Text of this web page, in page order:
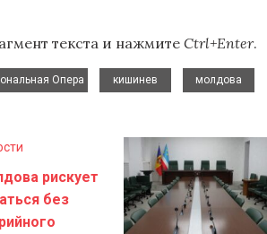
текста и нажмите Ctrl+Enter.
Опера
кишинев
молдова
рискует
без